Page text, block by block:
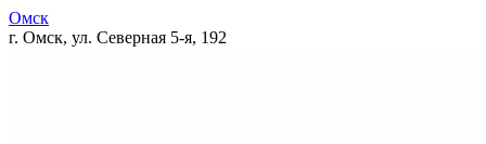
Омск
г. Омск, ул. Северная 5-я, 192